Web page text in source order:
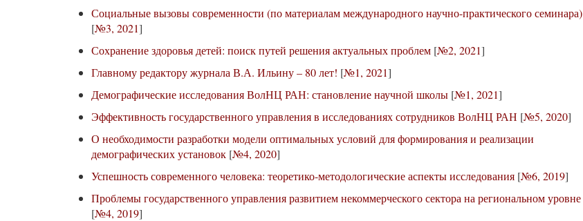
Социальные вызовы современности (по материалам международного научно-практического семинара)
[№3, 2021]
Сохранение здоровья детей: поиск путей решения актуальных проблем [№2, 2021]
Главному редактору журнала В.А. Ильину – 80 лет! [№1, 2021]
Демографические исследования ВолНЦ РАН: становление научной школы [№1, 2021]
Эффективность государственного управления в исследованиях сотрудников ВолНЦ РАН [№5, 2020]
О необходимости разработки модели оптимальных условий для формирования и реализации
демографических установок [№4, 2020]
Успешность современного человека: теоретико-методологические аспекты исследования [№6, 2019]
Проблемы государственного управления развитием некоммерческого сектора на региональном уровне
[№4, 2019]